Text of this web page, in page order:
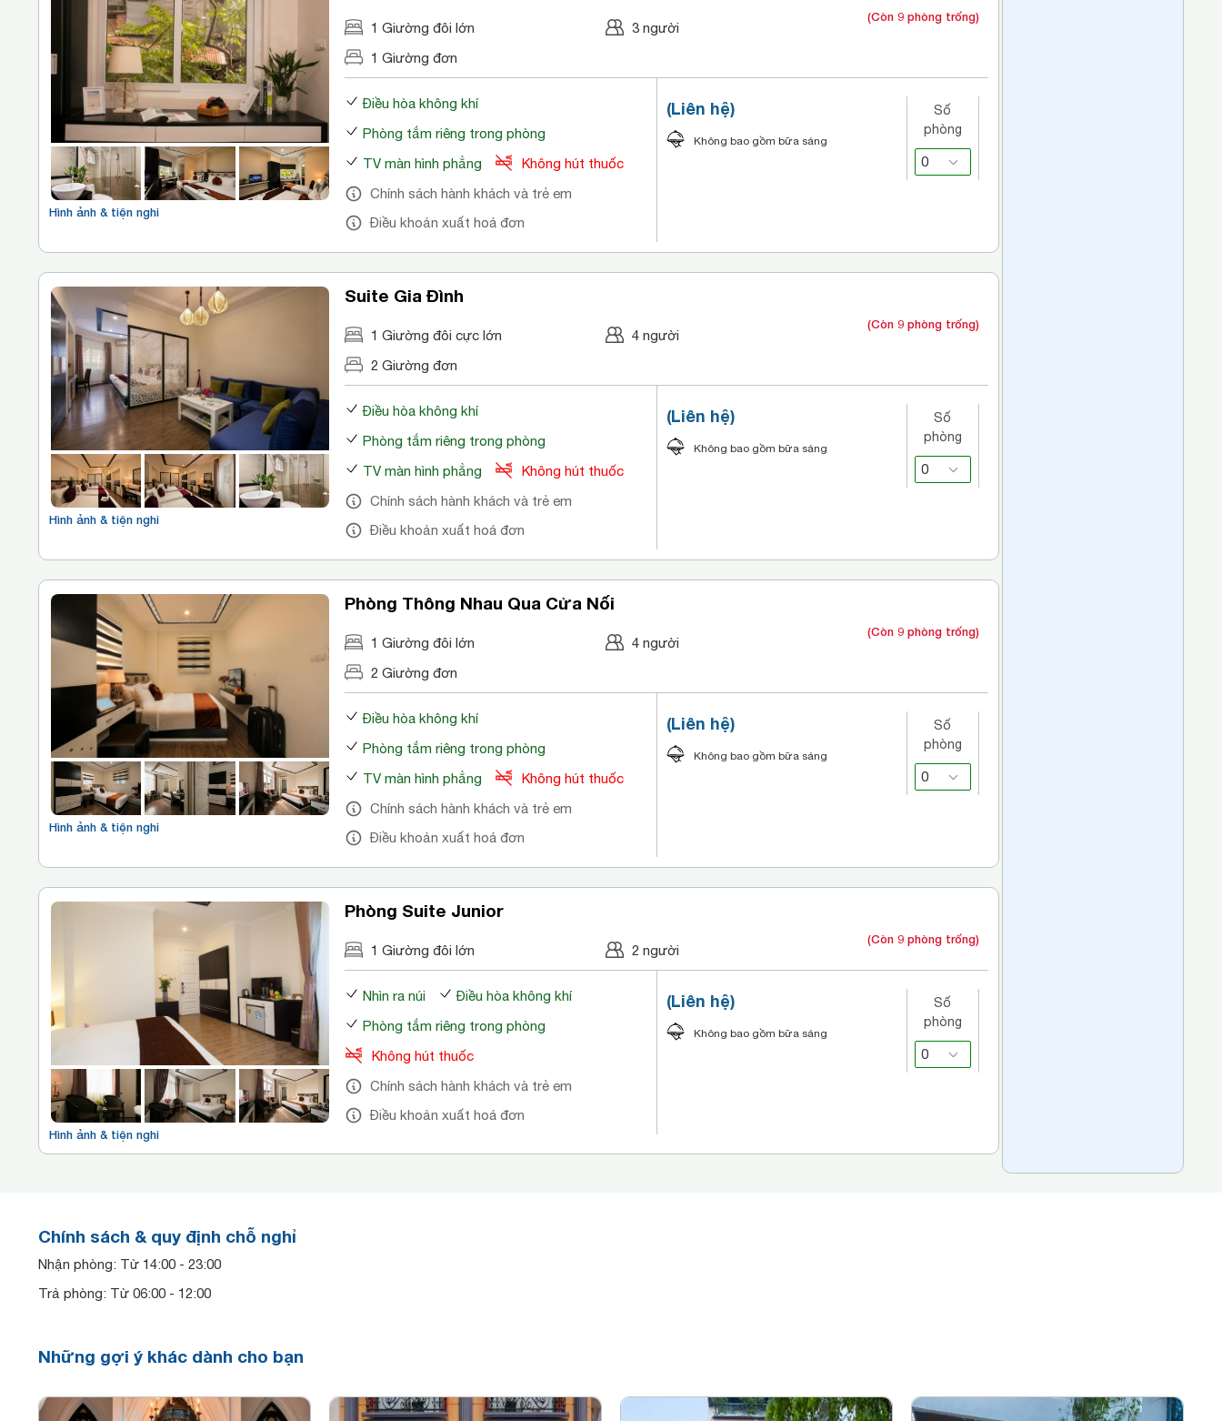
Hình ảnh & tiện nghi
1 Giường đôi lớn
1 Giường đơn
3 người
(Còn 9 phòng trống)
Điều hòa không khí
Phòng tắm riêng trong phòng
TV màn hình phẳng
Không hút thuốc
Chính sách hành khách và trẻ em
Điều khoản xuất hoá đơn
(Liên hệ)
Không bao gồm bữa sáng
Số
phòng
Hình ảnh & tiện nghi
Suite Gia Đình
1 Giường đôi cực lớn
2 Giường đơn
4 người
(Còn 9 phòng trống)
Điều hòa không khí
Phòng tắm riêng trong phòng
TV màn hình phẳng
Không hút thuốc
Chính sách hành khách và trẻ em
Điều khoản xuất hoá đơn
(Liên hệ)
Không bao gồm bữa sáng
Số
phòng
Hình ảnh & tiện nghi
Phòng Thông Nhau Qua Cửa Nối
1 Giường đôi lớn
2 Giường đơn
4 người
(Còn 9 phòng trống)
Điều hòa không khí
Phòng tắm riêng trong phòng
TV màn hình phẳng
Không hút thuốc
Chính sách hành khách và trẻ em
Điều khoản xuất hoá đơn
(Liên hệ)
Không bao gồm bữa sáng
Số
phòng
Hình ảnh & tiện nghi
Phòng Suite Junior
1 Giường đôi lớn 2 người
(Còn 9 phòng trống)
Nhìn ra núi
Điều hòa không khí
Phòng tắm riêng trong phòng
Không hút thuốc
Chính sách hành khách và trẻ em
Điều khoản xuất hoá đơn
(Liên hệ)
Không bao gồm bữa sáng
Số
phòng
Chính sách & quy định chỗ nghỉ
Nhận phòng: Từ 14:00 - 23:00
Trả phòng: Từ 06:00 - 12:00
Những gợi ý khác dành cho bạn